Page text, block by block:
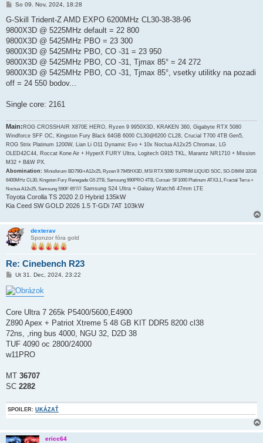
P
p
e
o
k
So 09. Nov, 2024, 18:28
G-Skill Trident-Z AMD EXPO 6200MHz CL30-38-38-96
9800X3D @ 5225MHz default = 22 800
9800X3D @ 5425MHz PBO = 23 300
9800X3D @ 5425MHz PBO, CO -31 = 23 950
9800X3D @ 5425MHz PBO, CO -31, Tjmax 85° = 24 272
9800X3D @ 5425MHz PBO, CO -31, Tjmax 85°, vsetky utilitky na pozadi
off = 24 550 bodov...
Single core: 2161
Main: ROG CROSSHAIR X870E HERO, Ryzen 9 9950X3D, KRAKEN 360, Gigabyte RTX 5080
Windforce SFF OC, Kingston Fury Black 64GB 6000 CL30@6200 CL28, Crucial T700 4TB Gen5,
ROG Strix Platinum 1200W, Lian Li O11 Dynamic Evo + 10x Noctua A12x25 Chromax, LG
OLED42C44, Roccat Kone Air + HyperX FURY Ultra, Logitech G915 TKL, Marantz NR1710 + Mission
M32 + B&W PX.
Abomination: Minisforum BD790i+A12x25, Ryzen 9 7945HX3D, MSI RTX 5090 SUPRIM LIQUID SOC, SO-DIMM 32GB
6400MHz CL30, Kingston Fury Renegade G5 2TB, Samsung 990PRO 4TB, Corsair SF1000 Platinum ATX3.1, Fractal Terra +
Noctua A12x25, Samsung S90F 65"/// Samsung S24 Ultra + Galaxy Watch6 47mm LTE
Toyota Corolla TS 2020 2.0 Hybrid 135kW
Kia Ceed SW GOLD 2026 1.5 T-GDi 7AT 103kW
dexterav
Sponzor fóra gold
Re: Cinebench R23
P
í
s
e
v
o
k
Ut 31. Dec, 2024, 23:22
Core Ultra 7 265k P5400/5600,E4900
Z890 Apex + Patriot Xtreme 5 48 GB KIT DDR5 8200 cl38
72ns, ,ring bus 4000, NGU 32, D2D 38
TUF 4090 oc 2800/24000
w11PRO
MT 36707
SC 2282
SPOILER: UKÁZAŤ
ericc64